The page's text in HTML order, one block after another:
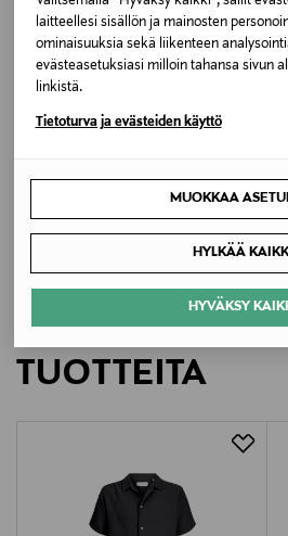
laitteellesi sisällön ja mainosten
ominaisuuksia sekä liikenteen
evästeasetuksiasi milloin tahansa sivun
linkistä.
Tietoturva ja evästeiden käyttö
MUOKKAA
HYLKÄÄ
HYVÄKSY
Valmistusmaa
Bangladesh
Valmistajan tuotenumero
Valmistaja
Bestseller Wholesale Finland Oy
Avainsanat
huppari, collegepaita, JACK &
ALE –60%
Discounted Price
51,60 € Original Price
130,00 €
LISÄÄ
TUOTTEITA